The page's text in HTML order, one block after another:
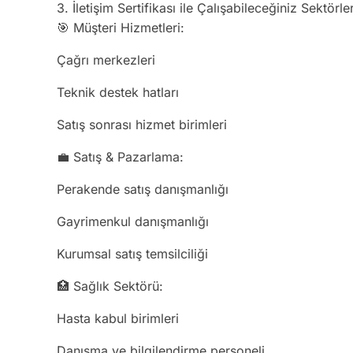
3. İletişim Sertifikası ile Çalışabileceğiniz
🎯 Müşteri Hizmetleri:
Çağrı merkezleri
Teknik destek hatları
Satış sonrası hizmet birimleri
💼 Satış & Pazarlama:
Perakende satış danışmanlığı
Gayrimenkul danışmanlığı
Kurumsal satış temsilciliği
🏥 Sağlık Sektörü:
Hasta kabul birimleri